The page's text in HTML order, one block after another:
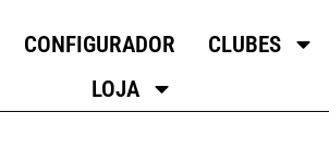
CONFIGURADOR CLUBES
LOJA